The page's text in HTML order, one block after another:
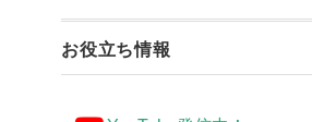
お役立ち情報